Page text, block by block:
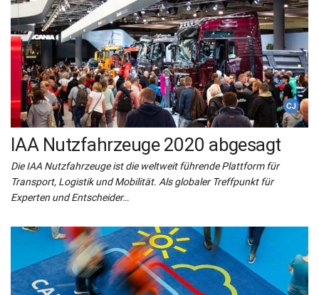
IAA Nutzfahrzeuge 2020 abgesagt
Die IAA Nutzfahrzeuge ist die weltweit führende Plattform für
Transport, Logistik und Mobilität. Als globaler Treffpunkt für
Experten und Entscheider…